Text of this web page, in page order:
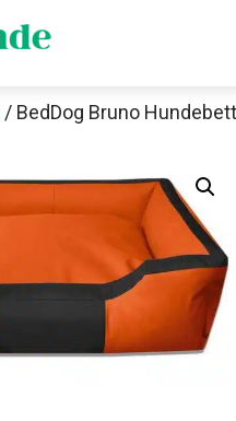
/ BedDog Bruno